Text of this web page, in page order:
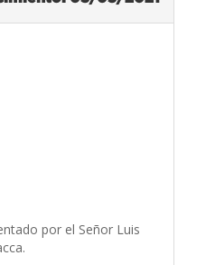
por el Señor Luis